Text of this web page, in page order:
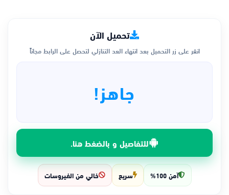
تحميل الآن
انقر على زر التحميل بعد انتهاء العد التنازلي لتحصل على الرابط مجاناً
جاهز!
للتفاصيل و بالضغط هنا.
آمن 100% سريع خالي من الفيروسات